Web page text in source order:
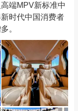
端MPV新标准中
时代中国消费者
。